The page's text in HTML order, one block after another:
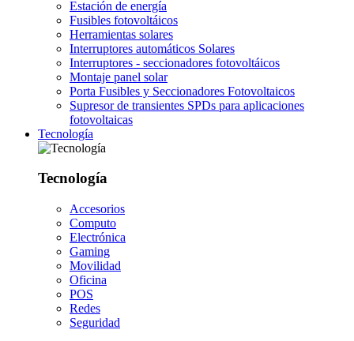
Estación de energía
Fusibles fotovoltáicos
Herramientas solares
Interruptores automáticos Solares
Interruptores - seccionadores fotovoltáicos
Montaje panel solar
Porta Fusibles y Seccionadores Fotovoltaicos
Supresor de transientes SPDs para aplicaciones
fotovoltaicas
Tecnología
Tecnología
Accesorios
Computo
Electrónica
Gaming
Movilidad
Oficina
POS
Redes
Seguridad